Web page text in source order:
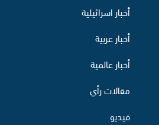
أخبار اسرائيلية
أخبار عربية
أخبار عالمية
مقالات رأي
فيديو